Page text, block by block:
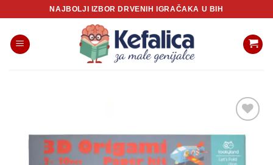
content
NAJBOLJI IZBOR DRVENIH IGRAČAKA U BIH
Sačuvaj
proizvod